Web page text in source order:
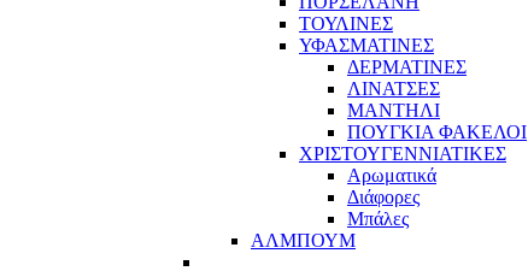
ΤΟΥΛΙΝΕΣ
ΥΦΑΣΜΑΤΙΝΕΣ
ΔΕΡΜΑΤΙΝΕΣ
ΛΙΝΑΤΣΕΣ
ΜΑΝΤΗΛΙ
ΠΟΥΓΚΙΑ ΦΑΚΕΛΟΙ
ΧΡΙΣΤΟΥΓΕΝΝΙΑΤΙΚΕΣ
Αρωματικά
Διάφορες
Μπάλες
ΑΛΜΠΟΥΜ